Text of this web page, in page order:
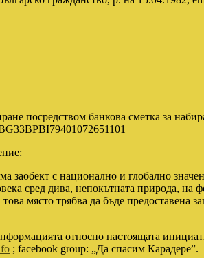
банкова сметка за
33BPBI79401072651101
заобект с национално и глобално
сред дива, непокътната природа, на
място трябва да бъде предоставена
относно настоящата инициатива
; facebook group: „Да спасим Карадере”.